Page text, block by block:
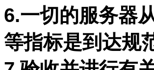
6.一切的服务器
等指标是到达规